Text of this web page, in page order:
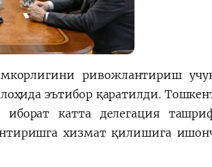
ривожлантириш
эътибор қаратилди.
иборат катта делегация
хизмат қилишига